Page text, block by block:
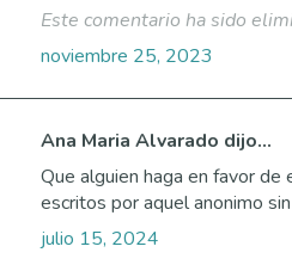
Este comentario ha sido
noviembre 25, 2023
Ana Maria Alvarado dijo...
Que alguien haga en favor
escritos por aquel anonimo
julio 15, 2024